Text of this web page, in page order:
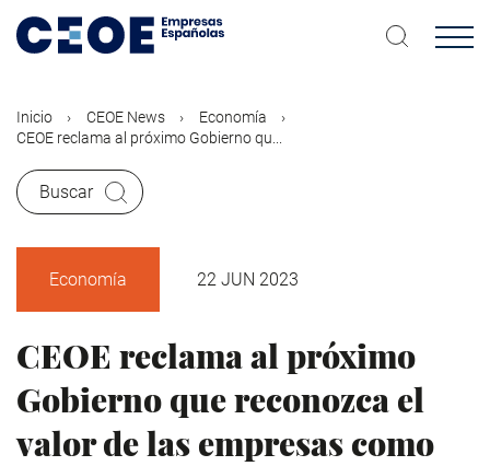
contenido
Inicio CEOE News
Economía
CEOE reclama al próximo Gobierno qu...
Buscar
Economía 22 JUN 2023
CEOE reclama al próximo
Gobierno que reconozca el
valor de las empresas como